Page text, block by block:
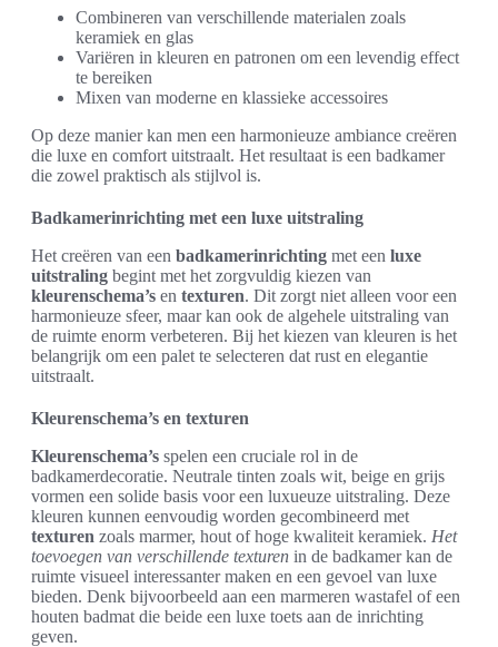
Combineren van verschillende materialen zoals
keramiek en glas
Variëren in kleuren en patronen om een levendig effect
te bereiken
Mixen van moderne en klassieke accessoires
Op deze manier kan men een harmonieuze ambiance creëren
die luxe en comfort uitstraalt. Het resultaat is een badkamer
die zowel praktisch als stijlvol is.
Badkamerinrichting met een luxe uitstraling
Het creëren van een badkamerinrichting met een luxe
uitstraling begint met het zorgvuldig kiezen van
kleurenschema’s en texturen. Dit zorgt niet alleen voor een
harmonieuze sfeer, maar kan ook de algehele uitstraling van
de ruimte enorm verbeteren. Bij het kiezen van kleuren is het
belangrijk om een palet te selecteren dat rust en elegantie
uitstraalt.
Kleurenschema’s en texturen
Kleurenschema’s spelen een cruciale rol in de
badkamerdecoratie. Neutrale tinten zoals wit, beige en grijs
vormen een solide basis voor een luxueuze uitstraling. Deze
kleuren kunnen eenvoudig worden gecombineerd met
texturen zoals marmer, hout of hoge kwaliteit keramiek. Het
toevoegen van verschillende texturen in de badkamer kan de
ruimte visueel interessanter maken en een gevoel van luxe
bieden. Denk bijvoorbeeld aan een marmeren wastafel of een
houten badmat die beide een luxe toets aan de inrichting
geven.